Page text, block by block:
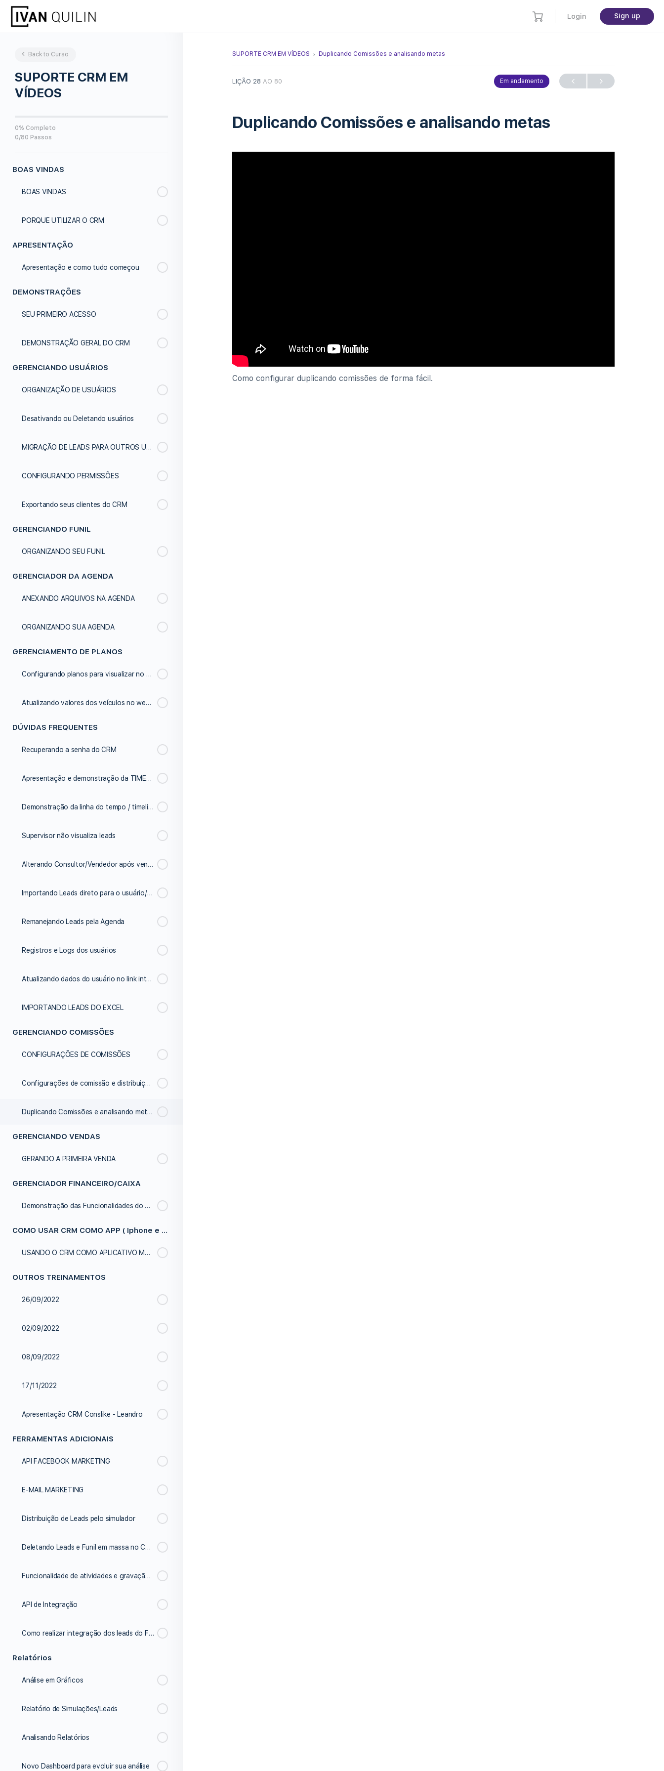
Login Sign up
Back to Curso
SUPORTE CRM EM
VÍDEOS
0% Completo
0/80 Passos
BOAS VINDAS
BOAS VINDAS
PORQUE UTILIZAR O CRM
APRESENTAÇÃO
Apresentação e como tudo começou
DEMONSTRAÇÕES
SEU PRIMEIRO ACESSO
DEMONSTRAÇÃO GERAL DO CRM
GERENCIANDO USUÁRIOS
ORGANIZAÇÃO DE USUÁRIOS
Desativando ou Deletando usuários
MIGRAÇÃO DE LEADS PARA OUTROS USUÁRIOS
CONFIGURANDO PERMISSÕES
Exportando seus clientes do CRM
GERENCIANDO FUNIL
ORGANIZANDO SEU FUNIL
GERENCIADOR DA AGENDA
ANEXANDO ARQUIVOS NA AGENDA
ORGANIZANDO SUA AGENDA
GERENCIAMENTO DE PLANOS
Configurando planos para visualizar no site após simulação
Atualizando valores dos veículos no website
DÚVIDAS FREQUENTES
Recuperando a senha do CRM
Apresentação e demonstração da TIMELINE/Linha do tempo
Demonstração da linha do tempo / timeline
Supervisor não visualiza leads
Alterando Consultor/Vendedor após venda realizada
Importando Leads direto para o usuário/vendedor
Remanejando Leads pela Agenda
Registros e Logs dos usuários
Atualizando dados do usuário no link inteligente
IMPORTANDO LEADS DO EXCEL
GERENCIANDO COMISSÕES
CONFIGURAÇÕES DE COMISSÕES
Configurações de comissão e distribuição de leads
Duplicando Comissões e analisando metas
GERENCIANDO VENDAS
GERANDO A PRIMEIRA VENDA
GERENCIADOR FINANCEIRO/CAIXA
Demonstração das Funcionalidades do Caixa da Empresa
COMO USAR CRM COMO APP ( Iphone e Android )
USANDO O CRM COMO APLICATIVO MOBILE
OUTROS TREINAMENTOS
26/09/2022
02/09/2022
08/09/2022
17/11/2022
Apresentação CRM Conslike - Leandro
FERRAMENTAS ADICIONAIS
API FACEBOOK MARKETING
E-MAIL MARKETING
Distribuição de Leads pelo simulador
Deletando Leads e Funil em massa no CRM
Funcionalidade de atividades e gravação de áudio
API de Integração
Como realizar integração dos leads do Facebook ads
Relatórios
Análise em Gráficos
Relatório de Simulações/Leads
Analisando Relatórios
Novo Dashboard para evoluir sua análise
SUPORTE CRM EM VÍDEOS Duplicando Comissões e analisando metas
LIÇÃO 28 AO 80 Em andamento
Duplicando Comissões e analisando metas
Como configurar duplicando comissões de forma fácil.